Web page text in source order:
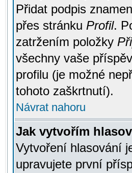
Přidat podpis
přes stránku Profil.
zatržením položky
všechny vaše
profilu (je možné
tohoto zaškrtnutí).
Návrat nahoru
Jak vytvořím
Vytvoření hlasování
upravujete první